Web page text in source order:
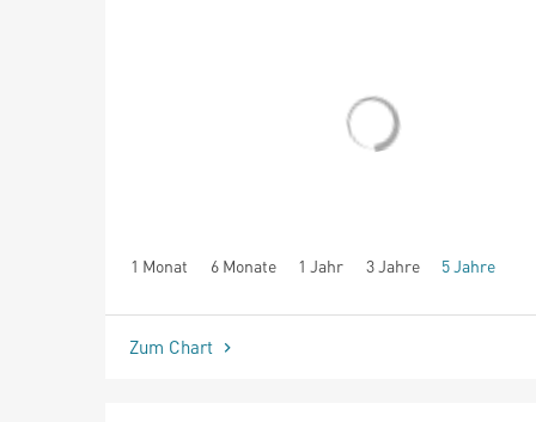
1 Monat 6 Monate 1 Jahr 3 Jahre 5 Jahre
seit Beginn
Zum Chart